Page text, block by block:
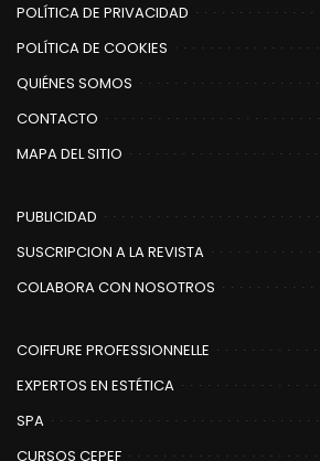
POLÍTICA DE PRIVACIDAD
POLÍTICA DE COOKIES
QUIÉNES SOMOS
CONTACTO
MAPA DEL SITIO
PUBLICIDAD
SUSCRIPCION A LA REVISTA
COLABORA CON NOSOTROS
COIFFURE PROFESSIONNELLE
EXPERTOS EN ESTÉTICA
SPA
CURSOS CEPEF